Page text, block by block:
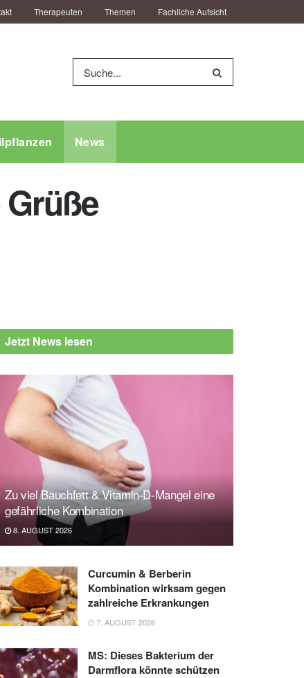
Therapeuten Themen Fachliche Aufsicht
News
Jetzt News lesen
Zu viel Bauchfett & Vitamin-D-Mangel eine
gefährliche Kombination
8. AUGUST 2026
Curcumin & Berberin
Kombination wirksam gegen
zahlreiche Erkrankungen
7. AUGUST 2026
MS: Dieses Bakterium der
Darmflora könnte schützen